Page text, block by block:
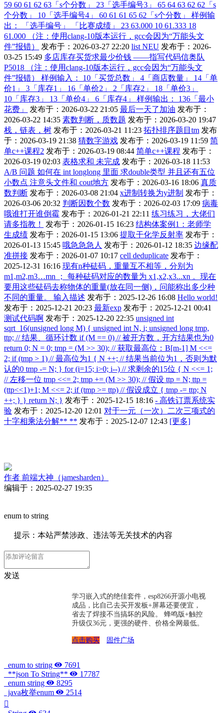
59 60 61 62 63「s个分数」 23「选手编号3」 65 64 63 62 62「s
个分数」 10「选手编号4」 60 61 61 65 62「s个分数」 样例输
出： 「选手编号」 「比赛成绩」 23 63.000 10 61.333 18
61.000 （注：使用clang-10版本运行，gcc会因为“万能头文
件”报错）
发布于：2026-03-27 22:20 list NEU 发布于：2026-
03-25 15:49 多店库存买货求最少价钱 ——指写代码信奥队
P5018 （注：使用clang-10版本运行，gcc会因为“万能头文
件”报错） 样例输入： 10「买货总数」 4「商店数量」 14「单
价1」 3「库存1」 16「单价2」 2「库存2」 18「单价3」
10「库存3」 13「单价4」 6「库存4」 样例输出： 136「最小
花费」
发布于：2026-03-22 21:05 最后一天了加油 发布于：
2026-03-22 14:35 素数判断，质数题 发布于：2026-03-20 19:47
栈，链表，树 发布于：2026-03-21 11:23 拓扑排序题目tm 发布
于：2026-03-19 21:38 猜数字游戏 发布于：2026-03-19 11:59 简
单c++课程2 发布于：2026-03-19 08:44 简单c++课程 发布于：
2026-03-19 02:03 表格求和 未完成 发布于：2026-03-18 11:53
A/B 问题 如何在 int longlong 里面 求double类型 并且还有五位
小数点 注意头文件和 cout地方 发布于：2026-03-16 18:06 真质
数判断 发布于：2026-03-08 21:04 x进制转换为y进制 发布于：
2026-03-06 20:32 判断因数个数 发布于：2026-02-03 17:09 病毒
哦谁打开谁倒霉 发布于：2026-01-21 22:11 练习练习，大佬们
请多指教！
发布于：2026-01-15 16:23 结构体案例1：老师学
生成绩 发布于：2026-01-15 13:06 提取干化学反射率 发布于：
2026-01-13 15:45 哦急急急人 发布于：2026-01-12 18:35 边缘配
准拼接 发布于：2026-01-07 10:17 cell deduplicate 发布于：
2025-12-31 16:16 现有n种砝码，重量互不相等，分别为
m1,m2,m3…mn ； 每种砝码对应的数量为 x1,x2,x3...xn 。现在
要用这些砝码去称物体的重量(放在同一侧)，问能称出多少种
不同的重量。 输入描述 发布于：2025-12-26 16:08 Hello world!
发布于：2025-12-21 20:23 最新exp 发布于：2025-12-21 00:41
测试代码啊 发布于：2025-12-20 22:35 unsigned int
sqrt_16(unsigned long M) { unsigned int N, i; unsigned long tmp,
ttp; // 结果、循环计数 if (M == 0) // 被开方数，开方结果也为0
return 0; N = 0; tmp = (M >> 30); // 获取最高位：B[m-1] M <<=
2; if (tmp > 1) // 最高位为1 { N ++; // 结果当前位为1，否则为默
认的0 tmp -= N; } for (i=15; i>0; i--) // 求剩余的15位 { N <<= 1;
// 左移一位 tmp <<= 2; tmp += (M >> 30); // 假设 ttp = N; ttp =
(ttp<<1)+1; M <<= 2; if (tmp >= ttp) // 假设成立 { tmp -= ttp; N
++; } } return N; } 发布于：2025-12-15 18:16 - 高铁订票系统实
验 发布于：2025-12-20 12:01 对于一元（一次）二次三项式的
十字相乘法分解** ** 发布于：2025-12-07 12:43 [更多]
作者 前端大神（jamesharden）
编辑于：2025-02-27 19:35
enum to string
提示：本站严禁涉政、违法等无关技术的内容
发送
学习嵌入式的绝佳套件，esp8266开源小电视
成品，比自己去买开发板+屏幕还要便宜，
省去了焊接不当搞坏的风险。 蜂鸣版+触控
升级仅36元，更强的硬件、价格全网最低。
点击购买 固件广场
enum to string
7691
**json To String**
17787
enum string
8295
java枚举enum
2514